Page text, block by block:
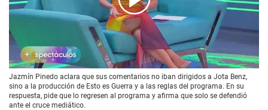
00:00/04:28
Jazmín Pinedo aclara que sus comentarios no iban dirigidos a Jota Benz,
sino a la producción de Esto es Guerra y a las reglas del programa. En su
respuesta, pide que lo regresen al programa y afirma que solo se defendió
ante el cruce mediático.